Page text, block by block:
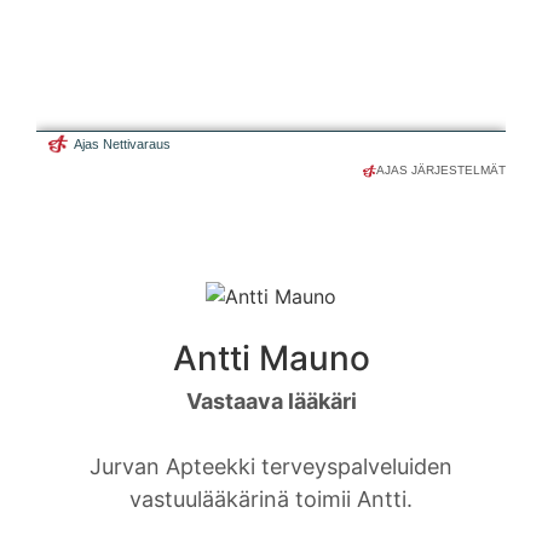
AJAS JÄRJESTELMÄT
Antti Mauno
Vastaava lääkäri
Jurvan Apteekki terveyspalveluiden
vastuulääkärinä toimii Antti.